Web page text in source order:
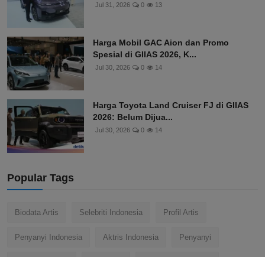
Jul 31, 2026 0 13
Harga Mobil GAC Aion dan Promo
Spesial di GIIAS 2026, K...
Jul 30, 2026 0 14
Harga Toyota Land Cruiser FJ di GIIAS
2026: Belum Dijua...
Jul 30, 2026 0 14
Popular Tags
Biodata Artis Selebriti Indonesia Profil Artis
Penyanyi Indonesia Aktris Indonesia Penyanyi